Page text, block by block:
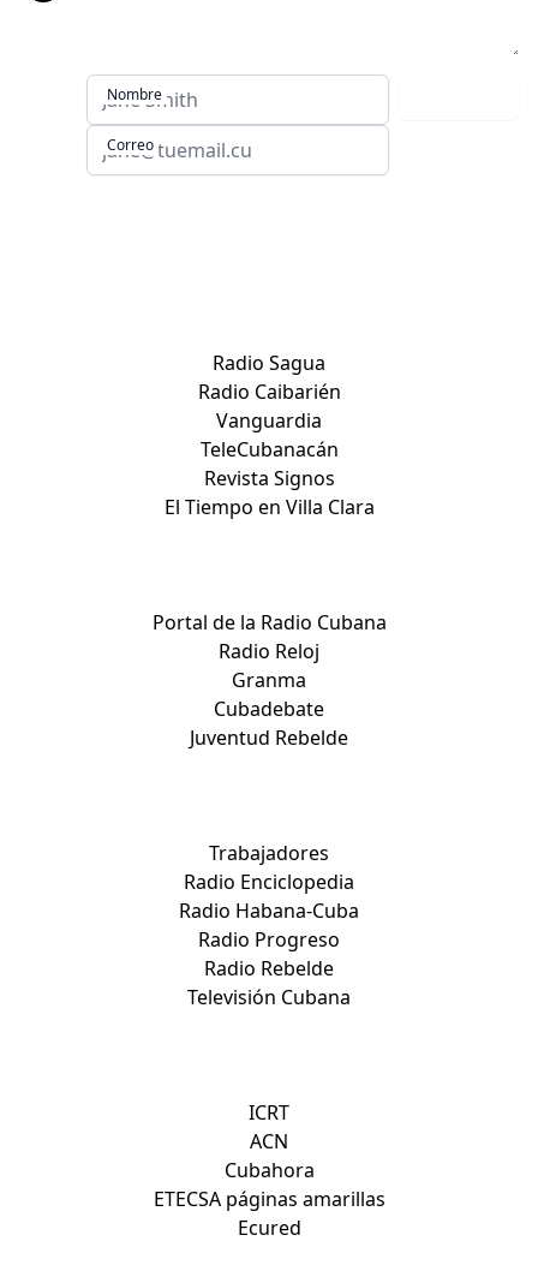
Nombre
Correo
Radio Sagua
Radio Caibarién
Vanguardia
TeleCubanacán
Revista Signos
El Tiempo en Villa Clara
Portal de la Radio Cubana
Radio Reloj
Granma
Cubadebate
Juventud Rebelde
Trabajadores
Radio Enciclopedia
Radio Habana-Cuba
Radio Progreso
Radio Rebelde
Televisión Cubana
ICRT
ACN
Cubahora
ETECSA páginas amarillas
Ecured